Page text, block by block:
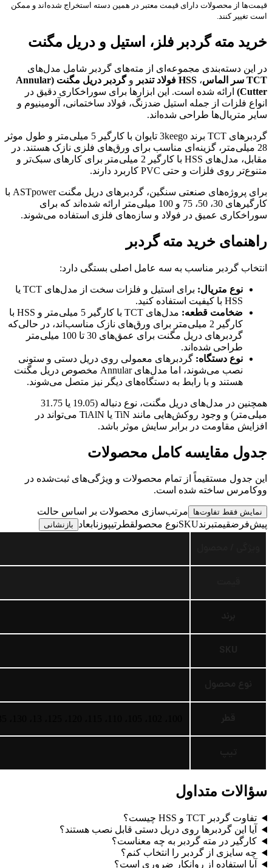
قیمت‌ها از محصولات دارای قیمت معتبر در همین دسته استخراج شده‌اند و ممکن
است تغییر کنند.
خرید مته گردبر فلز، استیل و دریل مگنت
در این دسته‌بندی مجموعه‌ای از مته‌های گردبر شامل مدل‌های
TCT سر الماس
، HSS فولاد تندبر و
گردبر دریل مگنت (Annular
Cutter)
ارائه شده است. این ابزارها برای سوراخکاری دقیق در
انواع فلزات از جمله استیل ضدزنگ، فولاد ساختمانی، آلومینیوم و
سایر متریال‌ها طراحی شده‌اند.
گردبرهای TCT برند 3keego تایوان با کارگیر 5 میلی‌متر و طول موثر
28 میلی‌متر، گزینه‌ای مناسب برای ورق‌های فلزی نازک هستند. در
مقابل، مدل‌های HSS با کارگیر 2 میلی‌متر برای کارهای سبک‌تر و
متنوع‌تر روی فلزات و حتی PVC کاربرد دارند.
برای پروژه‌های صنعتی سنگین، گردبرهای دریل مگنت ASTpower با
کارگیرهای 30، 50، 75 و 100 میلی‌متر ارائه شده‌اند که برای
سوراخکاری عمیق در فولاد و سازه‌های فلزی استفاده می‌شوند.
راهنمای خرید مته گردبر
انتخاب گردبر مناسب به سه عامل اصلی بستگی دارد:
نوع متریال:
برای استیل و فلزات سخت از مدل‌های TCT یا
HSS با کیفیت استفاده کنید.
ضخامت قطعه:
مدل‌های TCT با کارگیر 5 میلی‌متر و HSS با
کارگیر 2 میلی‌متر برای ورق‌های نازک مناسب‌اند، در حالی‌که
گردبرهای دریل مگنت برای عمق‌های 30 تا 100 میلی‌متر
طراحی شده‌اند.
نوع دستگاه: گردبرهای معمولی روی دریل دستی و ستونی
نصب می‌شوند، اما مدل‌های Annular مخصوص دریل مگنت
هستند و با رابط به دستگاه‌های دیگر نیز متصل می‌شوند.
همچنین در مدل‌های دریل مگنت، نوع دنباله (19.05 یا 31.75
میلی‌متر) و وجود روکش‌هایی مانند TiN یا TiAlN می‌تواند در
افزایش مقاومت در برابر سایش موثر باشد.
جدول مقایسه کامل محصولات
این جدول مستقیماً از تمام محصولات و ویژگی‌های ثبت‌شده در
ووکامرس ساخته شده است.
نمایش فقط تفاوت‌ها
مرتب‌سازی محصولات بر اساس حالت
پیش‌فرضقیمتبرندSKUنوع محصولقطرتیپوزنابعاد
بازنشانی
سؤالات متداول
تفاوت گردبر TCT و HSS چیست؟
آیا این گردبرها روی دریل دستی قابل نصب هستند؟
کارگیر در مته گردبر به چه معناست؟
چه سایزی از گردبر را انتخاب کنم؟
آیا استفاده از روانکار ضروری است؟